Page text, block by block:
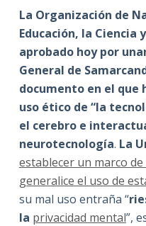
La Organización de
Educación, la Ciencia
aprobado hoy por
General de
documento en el que
uso ético de “la
el cerebro e
neurotecnología. La
establecer un marco
generalice el uso de
su mal uso entraña “
la privacidad mental”,